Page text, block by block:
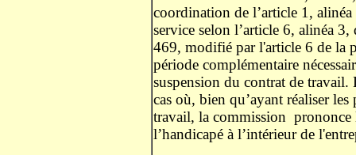
coordination de l’article 1,
service selon l’article 6, alinéa
469, modifié par l'article 6 de la
période complémentaire
suspension du contrat de travail.
cas où, bien qu’ayant réaliser
travail, la commission prononce
l’handicapé à l’intérieur de